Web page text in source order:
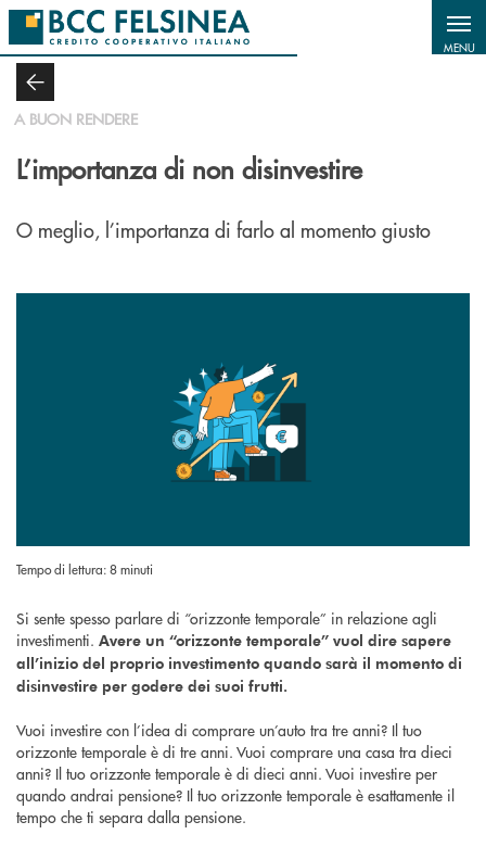
Salta al contenuto principale
MENU
A BUON RENDERE
L’importanza di non disinvestire
O meglio, l’importanza di farlo al momento giusto
Tempo di lettura: 8 minuti
Si sente spesso parlare di “orizzonte temporale” in relazione agli
investimenti. Avere un “orizzonte temporale” vuol dire sapere
all’inizio del proprio investimento quando sarà il momento di
disinvestire per godere dei suoi frutti.
Vuoi investire con l’idea di comprare un’auto tra tre anni? Il tuo
orizzonte temporale è di tre anni. Vuoi comprare una casa tra dieci
anni? Il tuo orizzonte temporale è di dieci anni. Vuoi investire per
quando andrai pensione? Il tuo orizzonte temporale è esattamente il
tempo che ti separa dalla pensione.